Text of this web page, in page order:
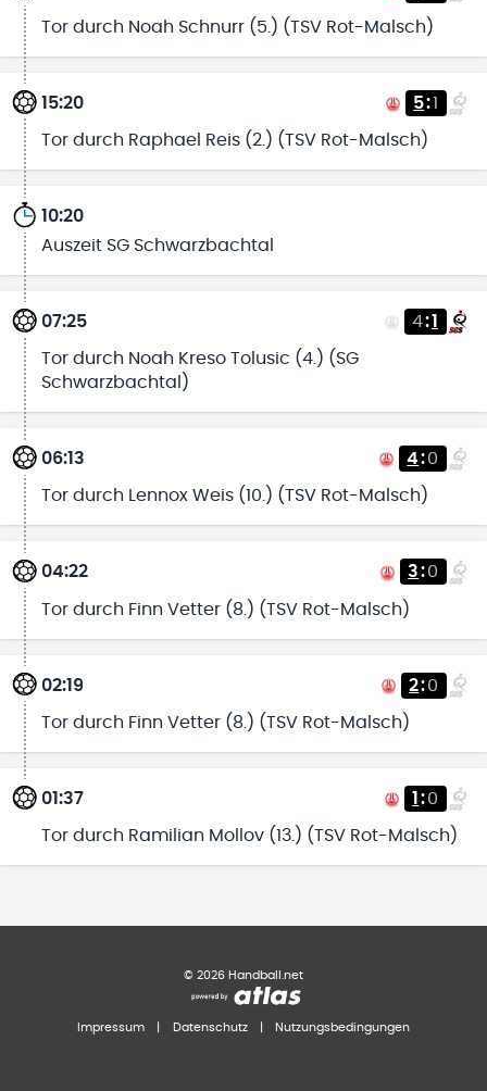
Tor durch Noah Schnurr (5.) (TSV Rot-Malsch)
15:20 5:1
Tor durch Raphael Reis (2.) (TSV Rot-Malsch)
10:20
Auszeit SG Schwarzbachtal
07:25 4:1
Tor durch Noah Kreso Tolusic (4.) (SG
Schwarzbachtal)
06:13 4:0
Tor durch Lennox Weis (10.) (TSV Rot-Malsch)
04:22 3:0
Tor durch Finn Vetter (8.) (TSV Rot-Malsch)
02:19 2:0
Tor durch Finn Vetter (8.) (TSV Rot-Malsch)
01:37 1 :0
Tor durch Ramilian Mollov (13.) (TSV Rot-Malsch)
© 2026 Handball.net
Impressum Datenschutz Nutzungsbedingungen